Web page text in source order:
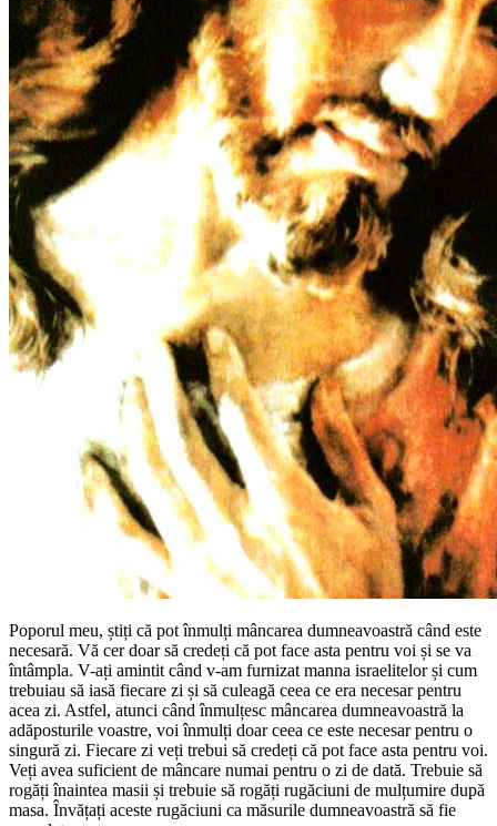
Poporul meu, știți că pot înmulți mâncarea dumneavoastră când este
necesară. Vă cer doar să credeți că pot face asta pentru voi și se va
întâmpla. V-ați amintit când v-am furnizat manna israelitelor și cum
trebuiau să iasă fiecare zi și să culeagă ceea ce era necesar pentru
acea zi. Astfel, atunci când înmulțesc mâncarea dumneavoastră la
adăposturile voastre, voi înmulți doar ceea ce este necesar pentru o
singură zi. Fiecare zi veți trebui să credeți că pot face asta pentru voi.
Veți avea suficient de mâncare numai pentru o zi de dată. Trebuie să
rogăți înaintea masii și trebuie să rogăți rugăciuni de mulțumire după
masa. Învățați aceste rugăciuni ca măsurile dumneavoastră să fie